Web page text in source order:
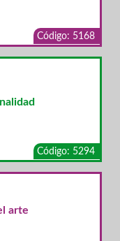
Código: 5168
Código: 5294
arte